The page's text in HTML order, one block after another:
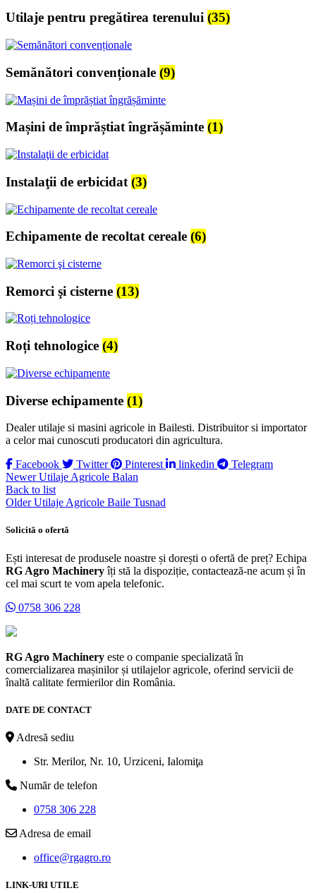
Utilaje pentru pregătirea terenului (35)
Semănători convenționale (9)
Mașini de împrăștiat îngrășăminte (1)
Instalaţii de erbicidat (3)
Echipamente de recoltat cereale (6)
Remorci şi cisterne (13)
Roți tehnologice (4)
Diverse echipamente (1)
Dealer utilaje si masini agricole in Bailesti. Distribuitor si importator
a celor mai cunoscuti producatori din agricultura.
Facebook
Twitter Pinterest linkedin
Telegram
Newer Utilaje Agricole Balan
Back to list
Older Utilaje Agricole Baile Tusnad
Solicită o ofertă
Ești interesat de produsele noastre și dorești o ofertă de preț? Echipa
RG Agro Machineryîți stă la dispoziție, contactează-ne acum și în
cel mai scurt te vom apela telefonic.
0758 306 228
RG Agro Machinery este o companie specializată în
comercializarea mașinilor și utilajelor agricole, oferind servicii de
înaltă calitate fermierilor din România.
DATE DE CONTACT
Adresă sediu
Str. Merilor, Nr. 10, Urziceni, Ialomiţa
Număr de telefon
0758 306 228
Adresa de email
office@rgagro.ro
LINK-URI UTILE